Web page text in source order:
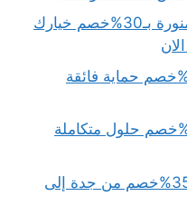
سيارات نقل عفش بالمدينة المنورة بـ30%خصم خيارك
الاثاث الدمام بـ35%خصم حماية فائقة
عفش من مكة لجدة بـ35%خصم حلول متكاملة
نقل عفش من جدة الى ينبع بـ35%خصم من جدة إلى